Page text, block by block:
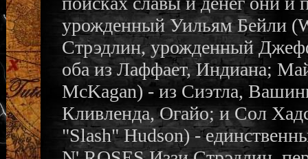
урожденный Уильям Бейли
Стрэдлин, урожденный
оба из Лаффает, Индиана;
McKagan) - из Сиэтла,
Кливленда, Огайо; и Сол
"Slash" Hudson) -